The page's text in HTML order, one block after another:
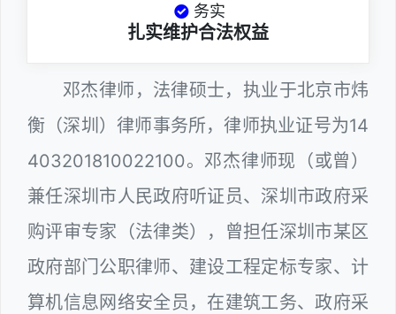
务实
扎实维护合法权益
邓杰律师，法律硕士，执业于北京市炜
衡（深圳）律师事务所，律师执业证号为14
403201810022100。邓杰律师现（或曾）
兼任深圳市人民政府听证员、深圳市政府采
购评审专家（法律类），曾担任深圳市某区
政府部门公职律师、建设工程定标专家、计
算机信息网络安全员，在建筑工务、政府采